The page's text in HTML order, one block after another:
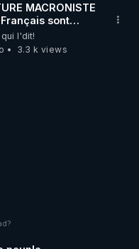
MACRONISTE
sont
!
qui l'dit!
3.3 k views